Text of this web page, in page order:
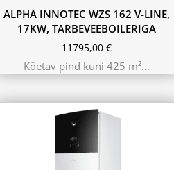
ALPHA INNOTEC WZS 162 V-LINE,
17KW, TARBEVEEBOILERIGA
11795,00€
Köetav pind kuni 425 m²…